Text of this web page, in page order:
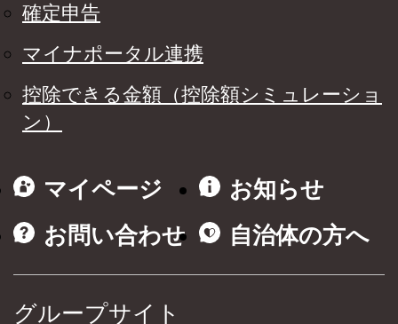
確定申告
マイナポータル連携
控除できる金額（控除額シミュレーショ
ン）
マイページ
お知らせ
お問い合わせ
自治体の方へ
グループサイト